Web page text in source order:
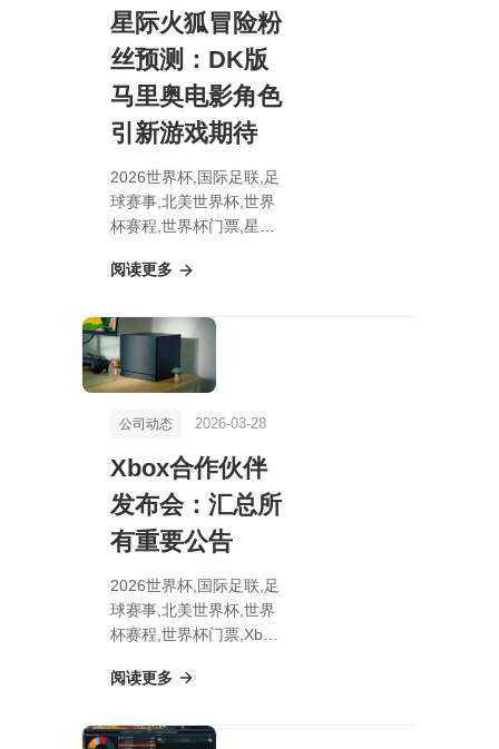
星际火狐冒险粉
丝预测：DK版
马里奥电影角色
引新游戏期待
2026世界杯,国际足联,足
球赛事,北美世界杯,世界
杯赛程,世界杯门票,星际
版马里奥电影角色引新游
阅读更多
公司动态 2026-03-28
Xbox合作伙伴
发布会：汇总所
有重要公告
2026世界杯,国际足联,足
球赛事,北美世界杯,世界
杯赛程,世界杯门票,Xbox
有重要公告
阅读更多